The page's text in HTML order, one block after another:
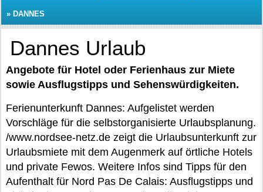
» DANNES
Dannes Urlaub
Angebote für Hotel oder Ferienhaus zur Miete
sowie Ausflugstipps und Sehenswürdigkeiten.
Ferienunterkunft Dannes: Aufgelistet werden
Vorschläge für die selbstorganisierte Urlaubsplanung.
/www.nordsee-netz.de zeigt die Urlaubsunterkunft zur
Urlaubsmiete mit dem Augenmerk auf örtliche Hotels
und private Fewos. Weitere Infos sind Tipps für den
Aufenthalt für Nord Pas De Calais: Ausflugstipps und